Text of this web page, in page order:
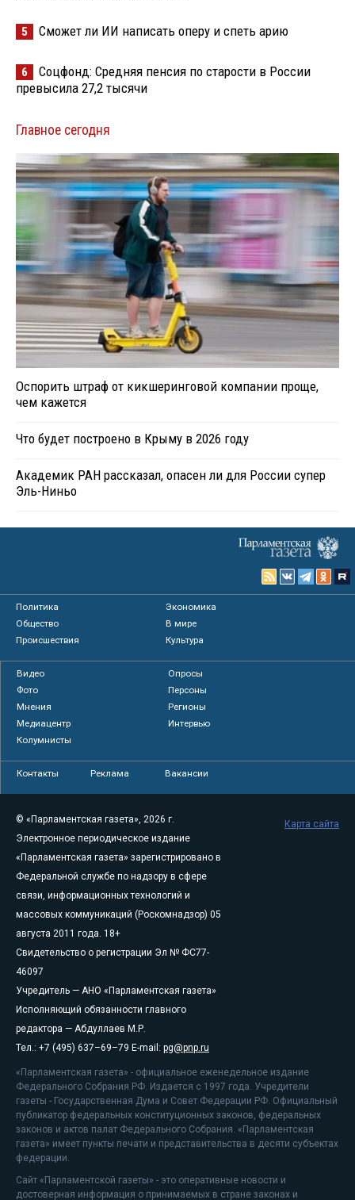
5 Сможет ли ИИ написать оперу и спеть арию
6
Соцфонд: Средняя пенсия по старости в России
превысила 27,2 тысячи
Главное сегодня
Оспорить штраф от кикшеринговой компании проще,
чем кажется
Что будет построено в Крыму в 2026 году
Академик РАН рассказал, опасен ли для России супер
Эль-Ниньо
Политика
Экономика
Общество
В мире
Происшествия
Культура
Видео
Опросы
Фото
Персоны
Мнения
Регионы
Медиацентр
Интервью
Колумнисты
Контакты Реклама Вакансии
© «Парламентская газета», 2026 г.
Электронное периодическое издание
«Парламентская газета» зарегистрировано в
Федеральной службе по надзору в сфере
связи, информационных технологий и
массовых коммуникаций (Роскомнадзор) 05
августа 2011 года. 18+
Свидетельство о регистрации Эл № ФС77-
46097
Учредитель — АНО «Парламентская газета»
Исполняющий обязанности главного
редактора — Абдуллаев М.Р.
Тел.: +7 (495) 637–69–79 E-mail: pg@pnp.ru
«Парламентская газета» - официальное еженедельное издание
Федерального Собрания РФ. Издается с 1997 года. Учредители
газеты - Государственная Дума и Совет Федерации РФ. Официальный
публикатор федеральных конституционных законов, федеральных
законов и актов палат Федерального Собрания. «Парламентская
газета» имеет пункты печати и представительства в десяти субъектах
федерации.
Сайт «Парламентской газеты» - это оперативные новости и
достоверная информация о принимаемых в стране законах и
Карта сайта